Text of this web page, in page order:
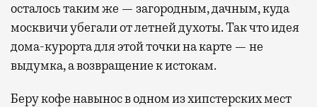
осталось таким же — загородным, дачным, куда
москвичи убегали от летней духоты. Так что идея
дома-курорта для этой точки на карте — не
выдумка, а возвращение к истокам.
Беру кофе навынос в одном из хипстерских мест